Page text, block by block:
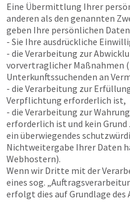
Eine Übermittlung Ihrer
anderen als den genannten
geben Ihre persönlichen
- Sie Ihre ausdrückliche
- die Verarbeitung zur
vorvertraglicher Maßnahmen
Unterkunftssuchenden an
- die Verarbeitung zur
Verpflichtung erforderlich ist,
- die Verarbeitung zur
erforderlich ist und kein Grund
ein überwiegendes
Nichtweitergabe Ihrer Daten
Webhostern).
Wenn wir Dritte mit der
eines sog.
erfolgt dies auf Grundlage des